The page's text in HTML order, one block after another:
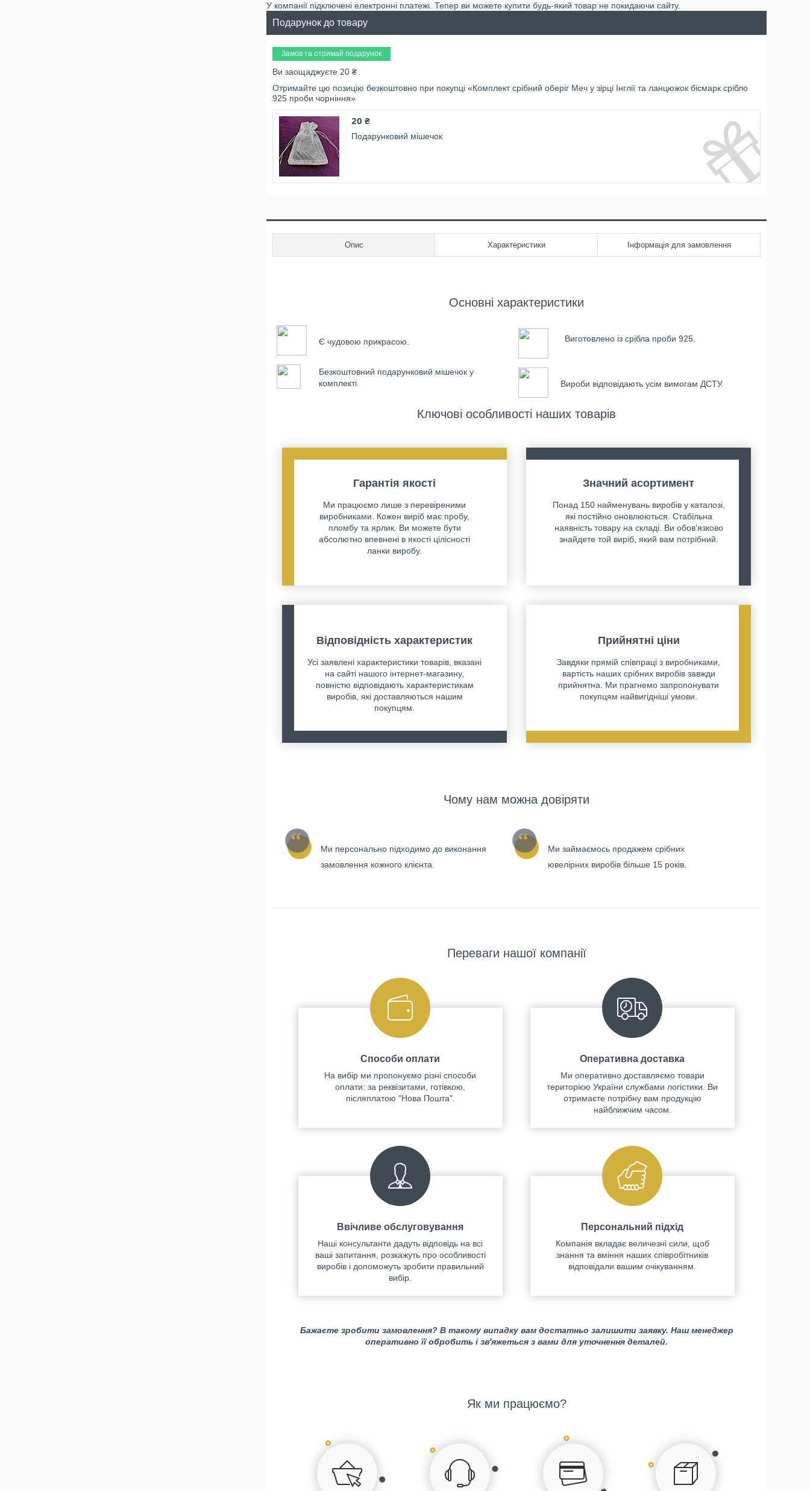
У компанії підключені електронні платежі. Тепер ви можете купити будь-який товар не покидаючи сайту.
Подарунок до товару
Замов та отримай подарунок
Ви заощаджуєте 20 ₴
Отримайте цю позицію безкоштовно при покупці «Комплект срібний оберіг Меч у зірці Інглії та ланцюжок бісмарк срібло
925 проби чорніння»
20 ₴
Подарунковий мішечок
Опис Характеристики Інформація для замовлення
Основні характеристики
Є чудовою прикрасою.
Безкоштовний подарунковий мішечок у
комплекті.
Виготовлено із срібла проби 925.
Вироби відповідають усім вимогам ДСТУ.
Ключові особливості наших товарів
Гарантія якості
Ми працюємо лише з перевіреними
виробниками. Кожен виріб має пробу,
пломбу та ярлик. Ви можете бути
абсолютно впевнені в якості цілісності
ланки виробу.
Значний асортимент
Понад 150 найменувань виробів у каталозі,
які постійно оновлюються. Стабільна
наявність товару на складі. Ви обов'язково
знайдете той виріб, який вам потрібний.
Відповідність характеристик
Усі заявлені характеристики товарів, вказані
на сайті нашого інтернет-магазину,
повністю відповідають характеристикам
виробів, які доставляються нашим
покупцям.
Прийнятні ціни
Завдяки прямій співпраці з виробниками,
вартість наших срібних виробів завжди
прийнятна. Ми прагнемо запропонувати
покупцям найвигідніші умови.
Чому нам можна довіряти
Ми персонально підходимо до виконання
замовлення кожного клієнта.
Ми займаємось продажем срібних
ювелірних виробів більше 15 років.
Переваги нашої компанії
Способи оплати
На вибір ми пропонуємо різні способи
оплати: за реквізитами, готівкою,
післяплатою "Нова Пошта".
Оперативна доставка
Ми оперативно доставляємо товари
територією України службами логістики. Ви
отримаєте потрібну вам продукцію
найближчим часом.
Ввічливе обслуговування
Наші консультанти дадуть відповідь на всі
ваші запитання, розкажуть про особливості
виробів і допоможуть зробити правильний
вибір.
Персональний підхід
Компанія вкладає величезні сили, щоб
знання та вміння наших співробітників
відповідали вашим очікуванням.
Бажаєте зробити замовлення? В такому випадку вам достатньо залишити заявку. Наш менеджер
оперативно її обробить і зв'яжеться з вами для уточнення деталей.
Як ми працюємо?